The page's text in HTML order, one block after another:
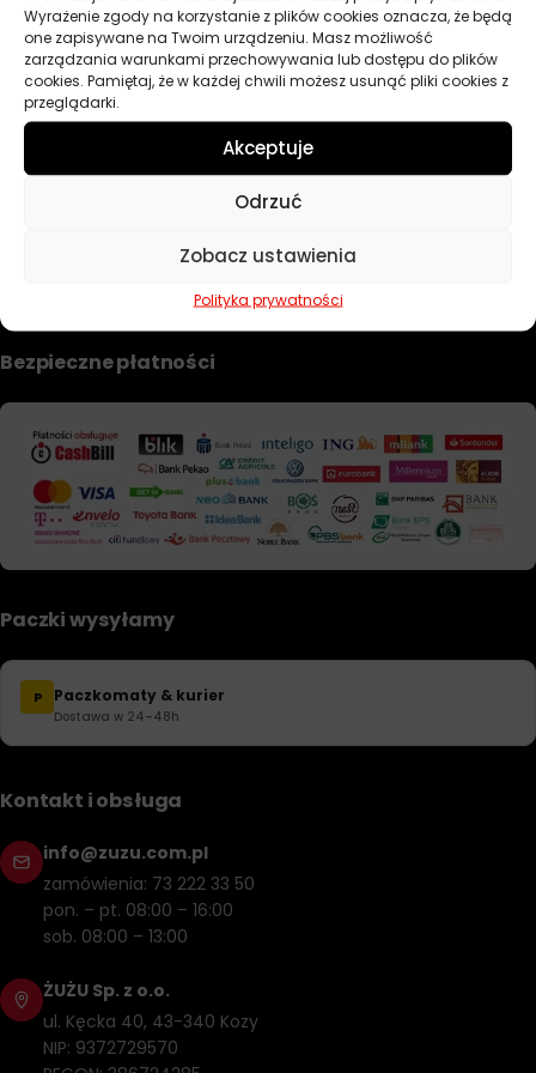
Wyrażenie zgody na korzystanie z plików cookies oznacza, że będą
one zapisywane na Twoim urządzeniu. Masz możliwość
zarządzania warunkami przechowywania lub dostępu do plików
cookies. Pamiętaj, że w każdej chwili możesz usunąć pliki cookies z
przeglądarki.
Akceptuje
Odrzuć
Zobacz ustawienia
Polityka prywatności
Dobierz filtr
TWOJE KONTO
Informacje prawne
Formularz zwrotu i reklamacji
Bezpieczne płatności
Paczki wysyłamy
P Paczkomaty & kurier
Dostawa w 24–48h
Kontakt i obsługa
info@zuzu.com.pl
zamówienia: 73 222 33 50
pon. – pt. 08:00 – 16:00
sob. 08:00 – 13:00
ŻUŻU Sp. z o.o.
ul. Kęcka 40, 43-340 Kozy
NIP: 9372729570